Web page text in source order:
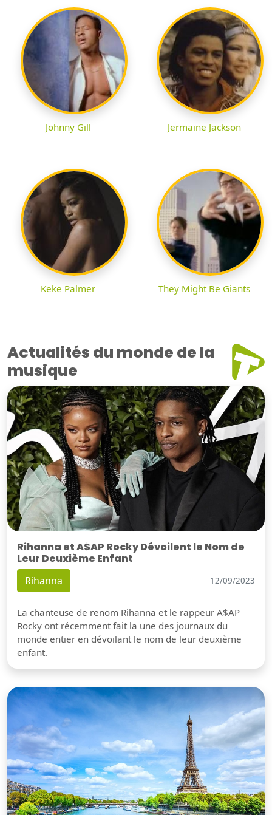
Johnny Gill Jermaine Jackson
Keke Palmer They Might Be Giants
Actualités du monde de la
musique
Rihanna et A$AP Rocky Dévoilent le Nom de
Leur Deuxième Enfant
Rihanna 12/09/2023
La chanteuse de renom Rihanna et le rappeur A$AP
Rocky ont récemment fait la une des journaux du
monde entier en dévoilant le nom de leur deuxième
enfant.